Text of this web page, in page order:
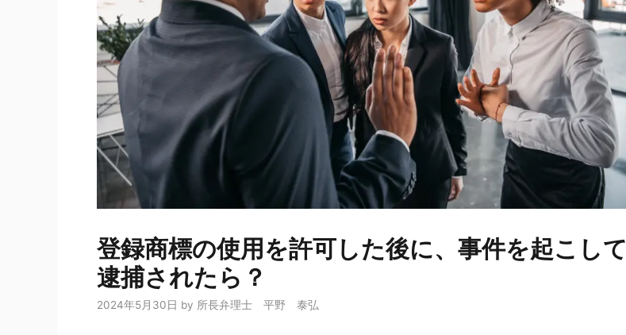
登録商標の使用を許可した後に、事件を起こして
逮捕されたら？
2024年5月30日 by 所長弁理士 平野 泰弘